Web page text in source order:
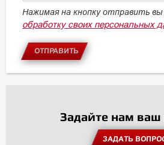
Нажимая на кнопку отправить
обработку своих персональных
ОТПРАВИТЬ
Задайте нам ваш
ЗАДАТЬ